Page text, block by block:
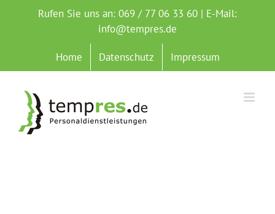
Rufen Sie uns an: 069 / 77 06 33 60 | E-Mail:
info@tempres.de
Home Datenschutz Impressum